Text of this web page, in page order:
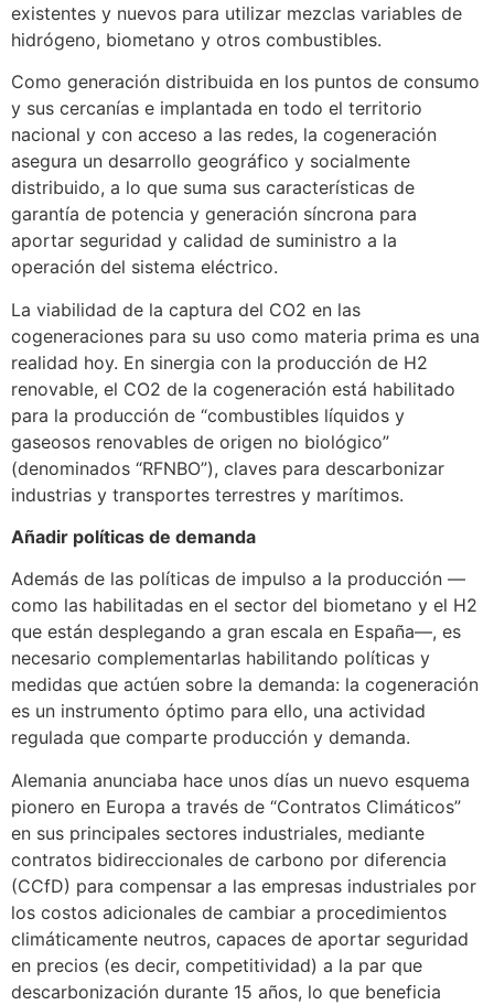
existentes y nuevos para utilizar mezclas variables de
hidrógeno, biometano y otros combustibles.
Como generación distribuida en los puntos de consumo
y sus cercanías e implantada en todo el territorio
nacional y con acceso a las redes, la cogeneración
asegura un desarrollo geográfico y socialmente
distribuido, a lo que suma sus características de
garantía de potencia y generación síncrona para
aportar seguridad y calidad de suministro a la
operación del sistema eléctrico.
La viabilidad de la captura del CO2 en las
cogeneraciones para su uso como materia prima es una
realidad hoy. En sinergia con la producción de H2
renovable, el CO2 de la cogeneración está habilitado
para la producción de “combustibles líquidos y
gaseosos renovables de origen no biológico”
(denominados “RFNBO”), claves para descarbonizar
industrias y transportes terrestres y marítimos.
Añadir políticas de demanda
Además de las políticas de impulso a la producción —
como las habilitadas en el sector del biometano y el H2
que están desplegando a gran escala en España—, es
necesario complementarlas habilitando políticas y
medidas que actúen sobre la demanda: la cogeneración
es un instrumento óptimo para ello, una actividad
regulada que comparte producción y demanda.
Alemania anunciaba hace unos días un nuevo esquema
pionero en Europa a través de “Contratos Climáticos”
en sus principales sectores industriales, mediante
contratos bidireccionales de carbono por diferencia
(CCfD) para compensar a las empresas industriales por
los costos adicionales de cambiar a procedimientos
climáticamente neutros, capaces de aportar seguridad
en precios (es decir, competitividad) a la par que
descarbonización durante 15 años, lo que beneficia